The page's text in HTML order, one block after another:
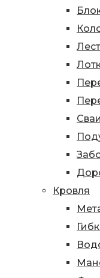
Сваи
Кровля